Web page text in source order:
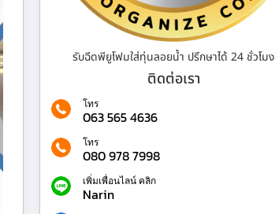
รับฉีดพียูโฟมใส่ทุ่นลอยน้ำ ปรึกษาได้ 24 ชั่วโมง
ติดต่อเรา
โทร
063 565 4636
โทร
080 978 7998
เพิ่มเพื่อนไลน์ คลิก
Narin